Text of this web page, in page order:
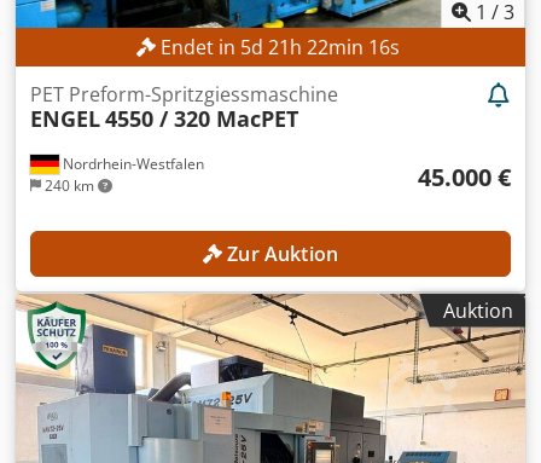
1 /3
Endet in 5d 21h 22min 14s
Nordrhein-Westfalen
240 km
PET Preform-Spritzgiessmaschine
ENGEL4550 / 320 MacPET
45.000 €
Zur Auktion
Auktion